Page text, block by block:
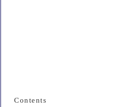
Contents